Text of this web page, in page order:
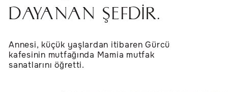
DAYANAN ŞEFDIR.
Annesi, küçük yaşlardan itibaren Gürcü
kafesinin mutfağında Mamia mutfak
sanatlarını öğretti.